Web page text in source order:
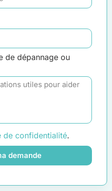
de dépannage ou
de confidentialité.
demande